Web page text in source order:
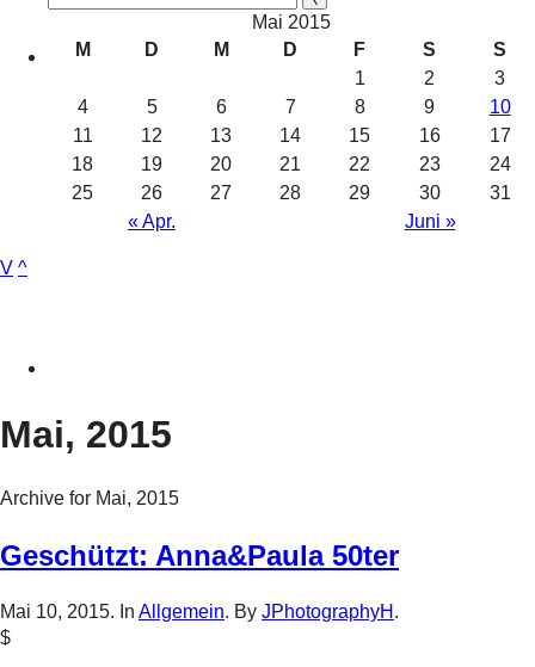
Mai 2015
M
D M D F S S
« Apr. Juni »
1 2
3
4
5 6 7 8 9
10
11
12 13 14 15 16
17
18
19 20 21 22 23
24
25
26 27 28 29 30 31
V ^
Mai, 2015
Archive for Mai, 2015
Geschützt: Anna&Paula 50ter
Mai 10, 2015. In Allgemein. By JPhotographyH .
$